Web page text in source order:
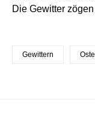
Die Gewitter
Gewittern